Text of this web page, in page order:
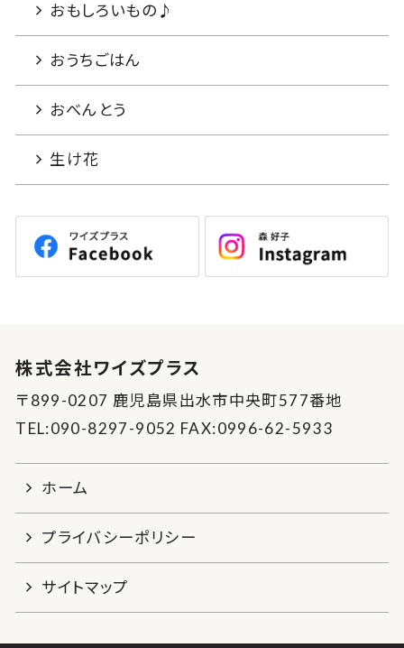
おもしろいもの♪
おうちごはん
おべんとう
生け花
株式会社ワイズプラス
〒899-0207 鹿児島県出水市中央町577番地
TEL:090-8297-9052 FAX:0996-62-5933
ホーム
プライバシーポリシー
サイトマップ